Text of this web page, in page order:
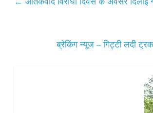
ब्रेकिंग न्यूज – गिट्टी लदी